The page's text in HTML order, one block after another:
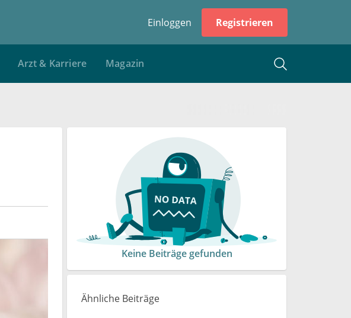
Einloggen Registrieren
Arzt & Karriere Magazin
Keine Beiträge gefunden
Ähnliche Beiträge